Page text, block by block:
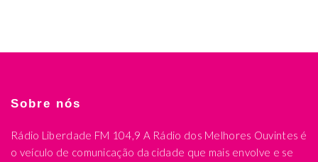
Sobre nós
Rádio Liberdade FM 104,9 A Rádio dos Melhores Ouvintes é
o veículo de comunicação da cidade que mais envolve e se